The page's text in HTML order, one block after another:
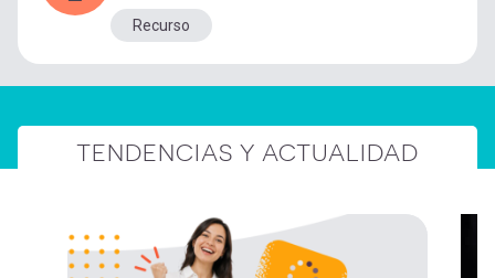
Recurso
TENDENCIAS Y ACTUALIDAD